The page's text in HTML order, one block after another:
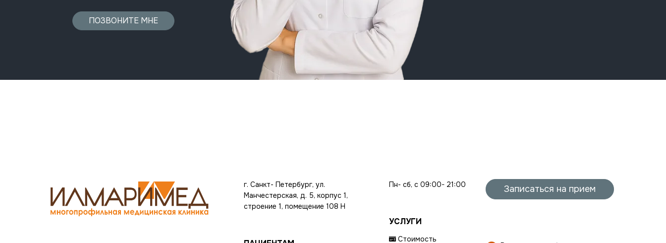
ПОЗВОНИТЕ МНЕ
г. Санкт- Петербург, ул.
Манчестерская, д. 5, корпус 1,
строение 1, помещение 108 Н
Пн- сб, с 09:00- 21:00
УСЛУГИ
Стоимость
Записаться на прием